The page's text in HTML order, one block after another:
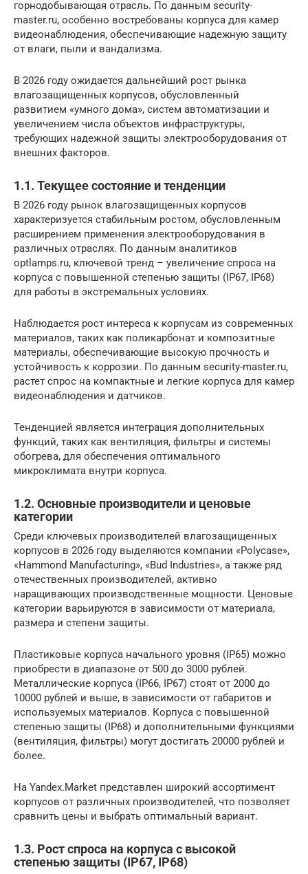
горнодобывающая отрасль. По данным security-
master.ru, особенно востребованы корпуса для камер
видеонаблюдения, обеспечивающие надежную защиту
от влаги, пыли и вандализма.
В 2026 году ожидается дальнейший рост рынка
влагозащищенных корпусов, обусловленный
развитием «умного дома», систем автоматизации и
увеличением числа объектов инфраструктуры,
требующих надежной защиты электрооборудования от
внешних факторов.
1.1. Текущее состояние и тенденции
В 2026 году рынок влагозащищенных корпусов
характеризуется стабильным ростом, обусловленным
расширением применения электрооборудования в
различных отраслях. По данным аналитиков
optlamps.ru, ключевой тренд – увеличение спроса на
корпуса с повышенной степенью защиты (IP67, IP68)
для работы в экстремальных условиях.
Наблюдается рост интереса к корпусам из современных
материалов, таких как поликарбонат и композитные
материалы, обеспечивающие высокую прочность и
устойчивость к коррозии. По данным security-master.ru,
растет спрос на компактные и легкие корпуса для камер
видеонаблюдения и датчиков.
Тенденцией является интеграция дополнительных
функций, таких как вентиляция, фильтры и системы
обогрева, для обеспечения оптимального
микроклимата внутри корпуса.
1.2. Основные производители и ценовые
категории
Среди ключевых производителей влагозащищенных
корпусов в 2026 году выделяются компании «Polycase»,
«Hammond Manufacturing», «Bud Industries», а также ряд
отечественных производителей, активно
наращивающих производственные мощности. Ценовые
категории варьируются в зависимости от материала,
размера и степени защиты.
Пластиковые корпуса начального уровня (IP65) можно
приобрести в диапазоне от 500 до 3000 рублей.
Металлические корпуса (IP66, IP67) стоят от 2000 до
10000 рублей и выше, в зависимости от габаритов и
используемых материалов. Корпуса с повышенной
степенью защиты (IP68) и дополнительными функциями
(вентиляция, фильтры) могут достигать 20000 рублей и
более.
На Yandex.Market представлен широкий ассортимент
корпусов от различных производителей, что позволяет
сравнить цены и выбрать оптимальный вариант.
1.3. Рост спроса на корпуса с высокой
степенью защиты (IP67, IP68)